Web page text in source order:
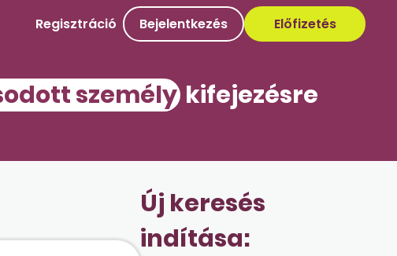
Regisztráció Bejelentkezés Előfizetés
személy kifejezésre
Új keresés
indítása: